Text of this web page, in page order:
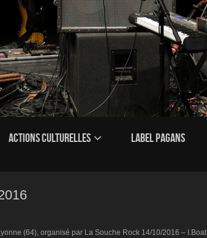
ACTIONS CULTURELLES LABEL PAGANS
(64), organisé par La Souche Rock 14/10/2016 –